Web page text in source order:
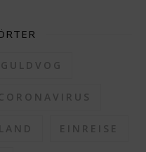
EINREISE